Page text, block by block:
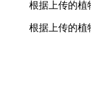
根据上传的植
根据上传的植